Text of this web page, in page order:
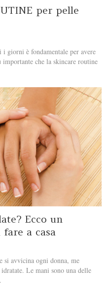
per pelle
giorni è fondamentale per avere
importante che la skincare routine
Ecco un
a casa
si avvicina ogni donna, me
Le mani sono una delle